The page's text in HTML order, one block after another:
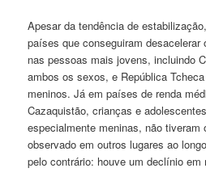
Apesar da tendência de
países que conseguiram desacelerar
nas pessoas mais jovens, incluindo
ambos os sexos, e República
meninos. Já em países de renda
Cazaquistão, crianças e
especialmente meninas, não tiveram
observado em outros lugares ao
pelo contrário: houve um declínio em